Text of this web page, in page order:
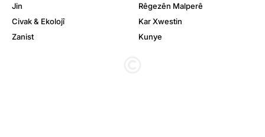
Jin
Civak & Ekolojî
Zanist
Rêgezên Malperê
Kar Xwestin
Kunye